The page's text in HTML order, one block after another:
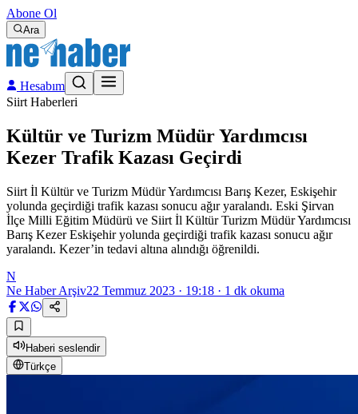
Abone Ol
Ara
Hesabım
Siirt Haberleri
Kültür ve Turizm Müdür Yardımcısı
Kezer Trafik Kazası Geçirdi
Siirt İl Kültür ve Turizm Müdür Yardımcısı Barış Kezer, Eskişehir
yolunda geçirdiği trafik kazası sonucu ağır yaralandı. Eski Şirvan
İlçe Milli Eğitim Müdürü ve Siirt İl Kültür Turizm Müdür Yardımcısı
Barış Kezer Eskişehir yolunda geçirdiği trafik kazası sonucu ağır
yaralandı. Kezer’in tedavi altına alındığı öğrenildi.
N
Ne Haber Arşiv22 Temmuz 2023 · 19:18 · 1 dk okuma
Haberi seslendir
Türkçe